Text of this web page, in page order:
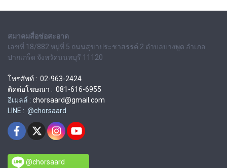
สมาคมสื่อช่อสะอาด
เลขที่ 18/882 หมู่ที่ 5 ถนนสุขาประชาสรรค์ 2 ตำบลบางพูด อำเภอ
ปากเกร็ด จังหวัดนนทบุรี 11120
โทรศัพท์ : 02-963-2424
ติดต่อโฆษณา : 081-616-6955
อีเมลล์ : chorsaard@gmail.com
LINE : @chorsaard
@chorsaard